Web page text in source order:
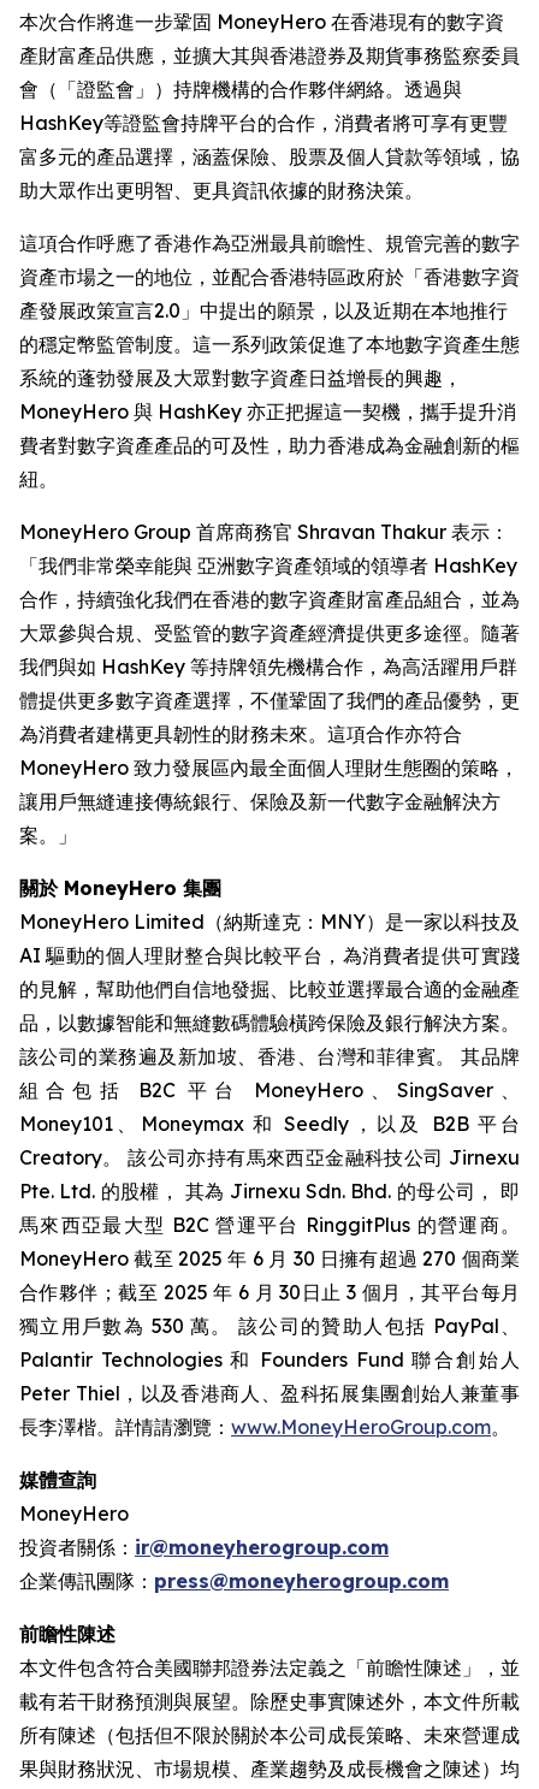
本次合作將進一步鞏固 MoneyHero 在香港現有的數字資
產財富產品供應，並擴大其與香港證券及期貨事務監察委員
會（「證監會」）持牌機構的合作夥伴網絡。透過與
HashKey等證監會持牌平台的合作，消費者將可享有更豐
富多元的產品選擇，涵蓋保險、股票及個人貸款等領域，協
助大眾作出更明智、更具資訊依據的財務決策。
這項合作呼應了香港作為亞洲最具前瞻性、規管完善的數字
資產市場之一的地位，並配合香港特區政府於「香港數字資
產發展政策宣言2.0」中提出的願景，以及近期在本地推行
的穩定幣監管制度。這一系列政策促進了本地數字資產生態
系統的蓬勃發展及大眾對數字資產日益增長的興趣，
MoneyHero 與 HashKey 亦正把握這一契機，攜手提升消
費者對數字資產產品的可及性，助力香港成為金融創新的樞
紐。
MoneyHero Group 首席商務官 Shravan Thakur 表示：
「我們非常榮幸能與 亞洲數字資產領域的領導者 HashKey
合作，持續強化我們在香港的數字資產財富產品組合，並為
大眾參與合規、受監管的數字資產經濟提供更多途徑。隨著
我們與如 HashKey 等持牌領先機構合作，為高活躍用戶群
體提供更多數字資產選擇，不僅鞏固了我們的產品優勢，更
為消費者建構更具韌性的財務未來。這項合作亦符合
MoneyHero 致力發展區內最全面個人理財生態圈的策略，
讓用戶無縫連接傳統銀行、保險及新一代數字金融解決方
案。」
關於 MoneyHero 集團
MoneyHero Limited（納斯達克：MNY）是一家以科技及
AI 驅動的個人理財整合與比較平台，為消費者提供可實踐
的見解，幫助他們自信地發掘、比較並選擇最合適的金融產
品，以數據智能和無縫數碼體驗橫跨保險及銀行解決方案。
該公司的業務遍及新加坡、香港、台灣和菲律賓。 其品牌
組合包括 B2C 平台 MoneyHero、SingSaver、
Money101、Moneymax 和 Seedly，以及 B2B 平台
Creatory。 該公司亦持有馬來西亞金融科技公司 Jirnexu
Pte. Ltd. 的股權， 其為 Jirnexu Sdn. Bhd. 的母公司， 即
馬來西亞最大型 B2C 營運平台 RinggitPlus 的營運商。
MoneyHero 截至 2025 年 6 月 30 日擁有超過 270 個商業
合作夥伴；截至 2025 年 6 月 30日止 3 個月，其平台每月
獨立用戶數為 530 萬。 該公司的贊助人包括 PayPal、
Palantir Technologies 和 Founders Fund 聯合創始人
Peter Thiel，以及香港商人、盈科拓展集團創始人兼董事
長李澤楷。詳情請瀏覽： www.MoneyHeroGroup.com。
媒體查詢
MoneyHero
投資者關係： ir@moneyherogroup.com
企業傳訊團隊： press@moneyherogroup.com
前瞻性陳述
本文件包含符合美國聯邦證券法定義之「前瞻性陳述」，並
載有若干財務預測與展望。除歷史事實陳述外，本文件所載
所有陳述（包括但不限於關於本公司成長策略、未來營運成
果與財務狀況、市場規模、產業趨勢及成長機會之陳述）均